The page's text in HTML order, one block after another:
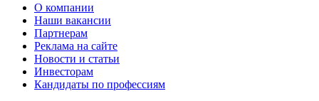
О компании
Наши вакансии
Партнерам
Реклама на сайте
Новости и статьи
Инвесторам
Кандидаты по профессиям